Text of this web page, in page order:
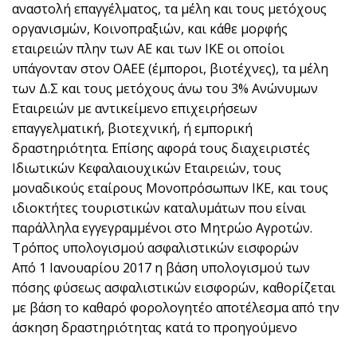
αναστολή επαγγέλματος, τα μέλη και τους μετόχους
οργανισμών, Κοινοπραξιών, και κάθε μορφής
εταιρειών πλην των ΑΕ και των ΙΚΕ οι οποίοι
υπάγονταν στον ΟΑΕΕ (έμποροι, βιοτέχνες), τα μέλη
των Δ.Σ και τους μετόχους άνω του 3% Ανώνυμων
Εταιρειών με αντικείμενο επιχειρήσεων
επαγγελματική, βιοτεχνική, ή εμπορική
δραστηριότητα. Επίσης αφορά τους διαχειριστές
Ιδιωτικών Κεφαλαιουχικών Εταιρειών, τους
μοναδικούς εταίρους Μονοπρόσωπων ΙΚΕ, και τους
ιδιοκτήτες τουριστικών καταλυμάτων που είναι
παράλληλα εγγεγραμμένοι στο Μητρώο Αγροτών.
Τρόπος υπολογισμού ασφαλιστικών εισφορών
Από 1 Ιανουαρίου 2017 η βάση υπολογισμού των
πόσης φύσεως ασφαλιστικών εισφορών, καθορίζεται
με βάση το καθαρό φορολογητέο αποτέλεσμα από την
άσκηση δραστηριότητας κατά το προηγούμενο